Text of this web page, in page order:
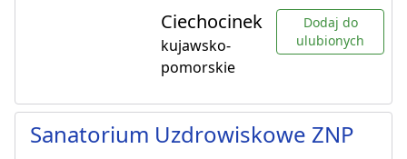
Ciechocinek
kujawsko-
pomorskie
Dodaj do
ulubionych
Sanatorium Uzdrowiskowe ZNP